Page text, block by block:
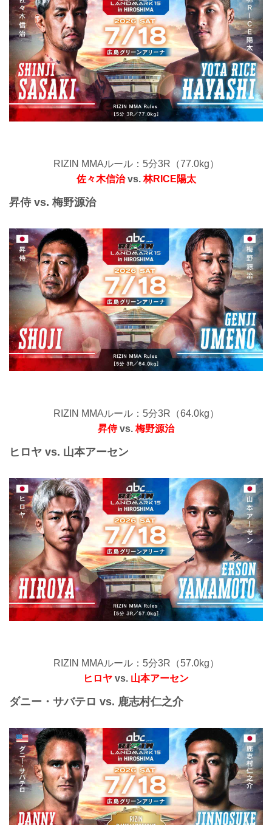
RIZIN MMAルール：5分3R（77.0kg）
佐々木信治vs.林RICE陽太
昇侍 vs. 梅野源治
RIZIN MMAルール：5分3R（64.0kg）
昇侍vs. 梅野源治
ヒロヤ vs. 山本アーセン
RIZIN MMAルール：5分3R（57.0kg）
ヒロヤ vs. 山本アーセン
ダニー・サバテロ vs. 鹿志村仁之介